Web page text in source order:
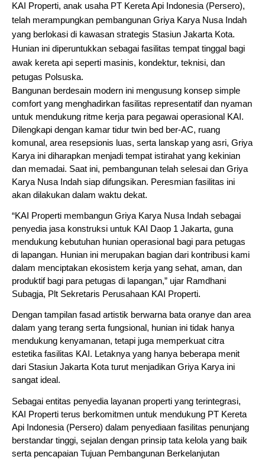
KAI Properti, anak usaha PT Kereta Api Indonesia (Persero),
telah merampungkan pembangunan Griya Karya Nusa Indah
yang berlokasi di kawasan strategis Stasiun Jakarta Kota.
Hunian ini diperuntukkan sebagai fasilitas tempat tinggal bagi
awak kereta api seperti masinis, kondektur, teknisi, dan
petugas Polsuska.
Bangunan berdesain modern ini mengusung konsep simple
comfort yang menghadirkan fasilitas representatif dan nyaman
untuk mendukung ritme kerja para pegawai operasional KAI.
Dilengkapi dengan kamar tidur twin bed ber-AC, ruang
komunal, area resepsionis luas, serta lanskap yang asri, Griya
Karya ini diharapkan menjadi tempat istirahat yang kekinian
dan memadai. Saat ini, pembangunan telah selesai dan Griya
Karya Nusa Indah siap difungsikan. Peresmian fasilitas ini
akan dilakukan dalam waktu dekat.
“KAI Properti membangun Griya Karya Nusa Indah sebagai
penyedia jasa konstruksi untuk KAI Daop 1 Jakarta, guna
mendukung kebutuhan hunian operasional bagi para petugas
di lapangan. Hunian ini merupakan bagian dari kontribusi kami
dalam menciptakan ekosistem kerja yang sehat, aman, dan
produktif bagi para petugas di lapangan,” ujar Ramdhani
Subagja, Plt Sekretaris Perusahaan KAI Properti.
Dengan tampilan fasad artistik berwarna bata oranye dan area
dalam yang terang serta fungsional, hunian ini tidak hanya
mendukung kenyamanan, tetapi juga memperkuat citra
estetika fasilitas KAI. Letaknya yang hanya beberapa menit
dari Stasiun Jakarta Kota turut menjadikan Griya Karya ini
sangat ideal.
Sebagai entitas penyedia layanan properti yang terintegrasi,
KAI Properti terus berkomitmen untuk mendukung PT Kereta
Api Indonesia (Persero) dalam penyediaan fasilitas penunjang
berstandar tinggi, sejalan dengan prinsip tata kelola yang baik
serta pencapaian Tujuan Pembangunan Berkelanjutan